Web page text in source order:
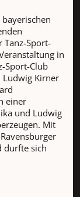
Tanz-Sport-
in
Sport-Club
Ludwig Kirner
einer
und Ludwig
Mit
durfte sich